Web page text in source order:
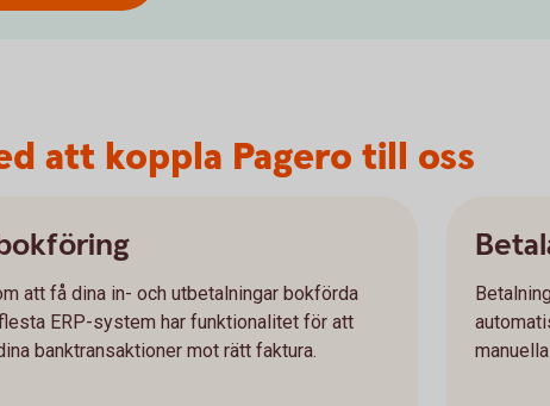
att koppla Pagero till oss
att få dina in- och utbetalningar bokförda
ERP-system har funktionalitet för att
banktransaktioner mot rätt faktura.